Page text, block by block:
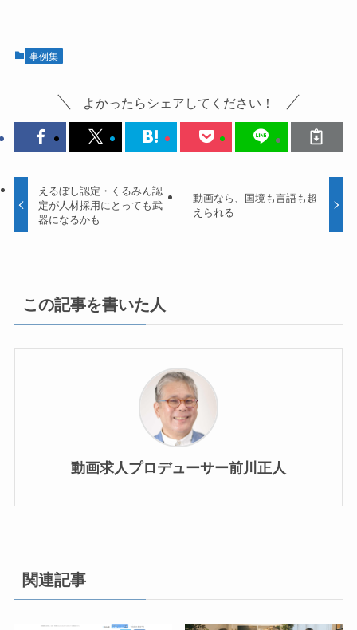
事例集
よかったらシェアしてください！
えるぼし認定・くるみん認
定が人材採用にとっても武
器になるかも
動画なら、国境も言語も超
えられる
この記事を書いた人
動画求人プロデューサー前川正人
関連記事